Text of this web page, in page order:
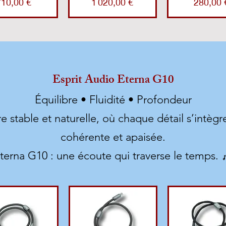
Esprit Audio Eterna G10
Équilibre • Fluidité • Profondeur
stable et naturelle, où chaque détail
cohérente et apaisée.
G10 : une écoute qui traverse le temps.